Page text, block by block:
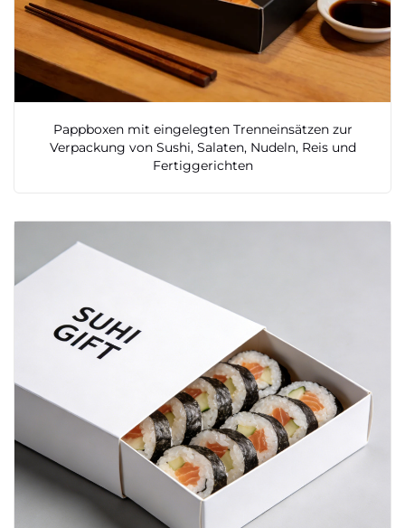
Pappboxen mit eingelegten Trenneinsätzen zur
Verpackung von Sushi, Salaten, Nudeln, Reis und
Fertiggerichten